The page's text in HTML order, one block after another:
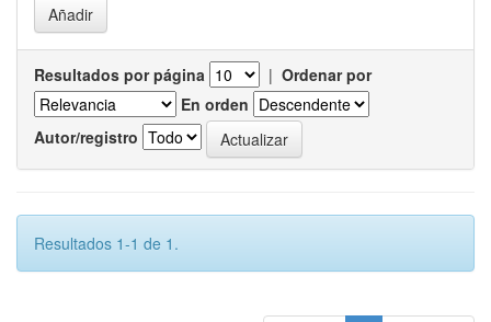
Resultados por página | Ordenar por
En orden
Autor/registro
Resultados 1-1 de 1.